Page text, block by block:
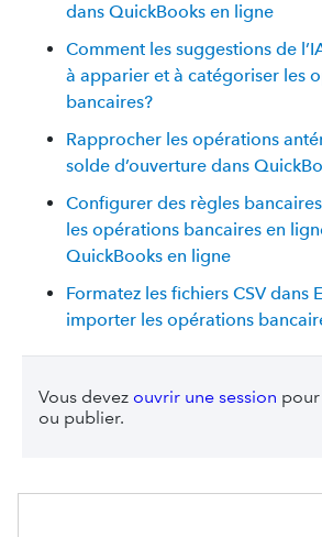
dans QuickBooks en ligne
Comment les suggestions de
à apparier et à catégoriser les
bancaires?
Rapprocher les opérations
solde d’ouverture dans
Configurer des règles
les opérations bancaires en
QuickBooks en ligne
Formatez les fichiers CSV dans
importer les opérations
Vous devez ouvrir une session
ou publier.